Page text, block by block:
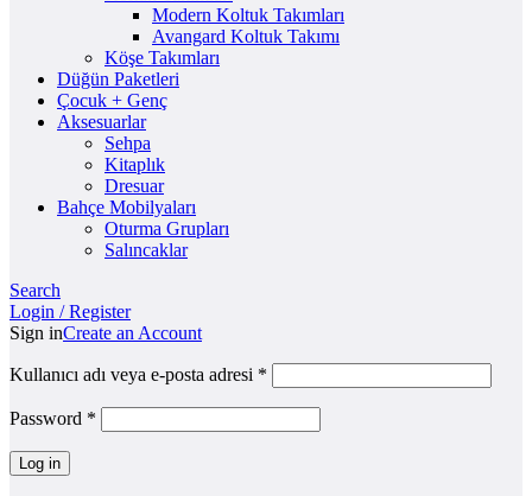
Modern Koltuk Takımları
Avangard Koltuk Takımı
Köşe Takımları
Düğün Paketleri
Çocuk + Genç
Aksesuarlar
Sehpa
Kitaplık
Dresuar
Bahçe Mobilyaları
Oturma Grupları
Salıncaklar
Search
Login / Register
Sign inCreate an Account
Kullanıcı adı veya e-posta adresi *
Password *
Log in